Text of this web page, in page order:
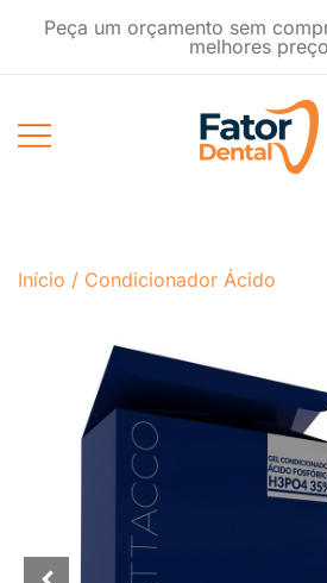
Peça um orçamento sem
melhores
Início / Condicionador Ácido